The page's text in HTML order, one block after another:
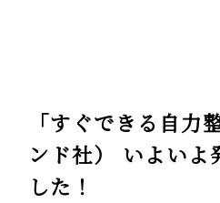
「すぐできる自力
ンド社） いよいよ
した！